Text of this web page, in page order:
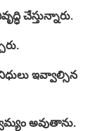
చేస్తున్నారు.
ఇవ్వాల్సిన
అవుతాను.